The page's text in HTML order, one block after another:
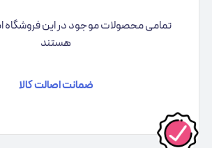
تمامی محصولات موجود در این فروشگاه
هستند
ضمانت اصالت کالا